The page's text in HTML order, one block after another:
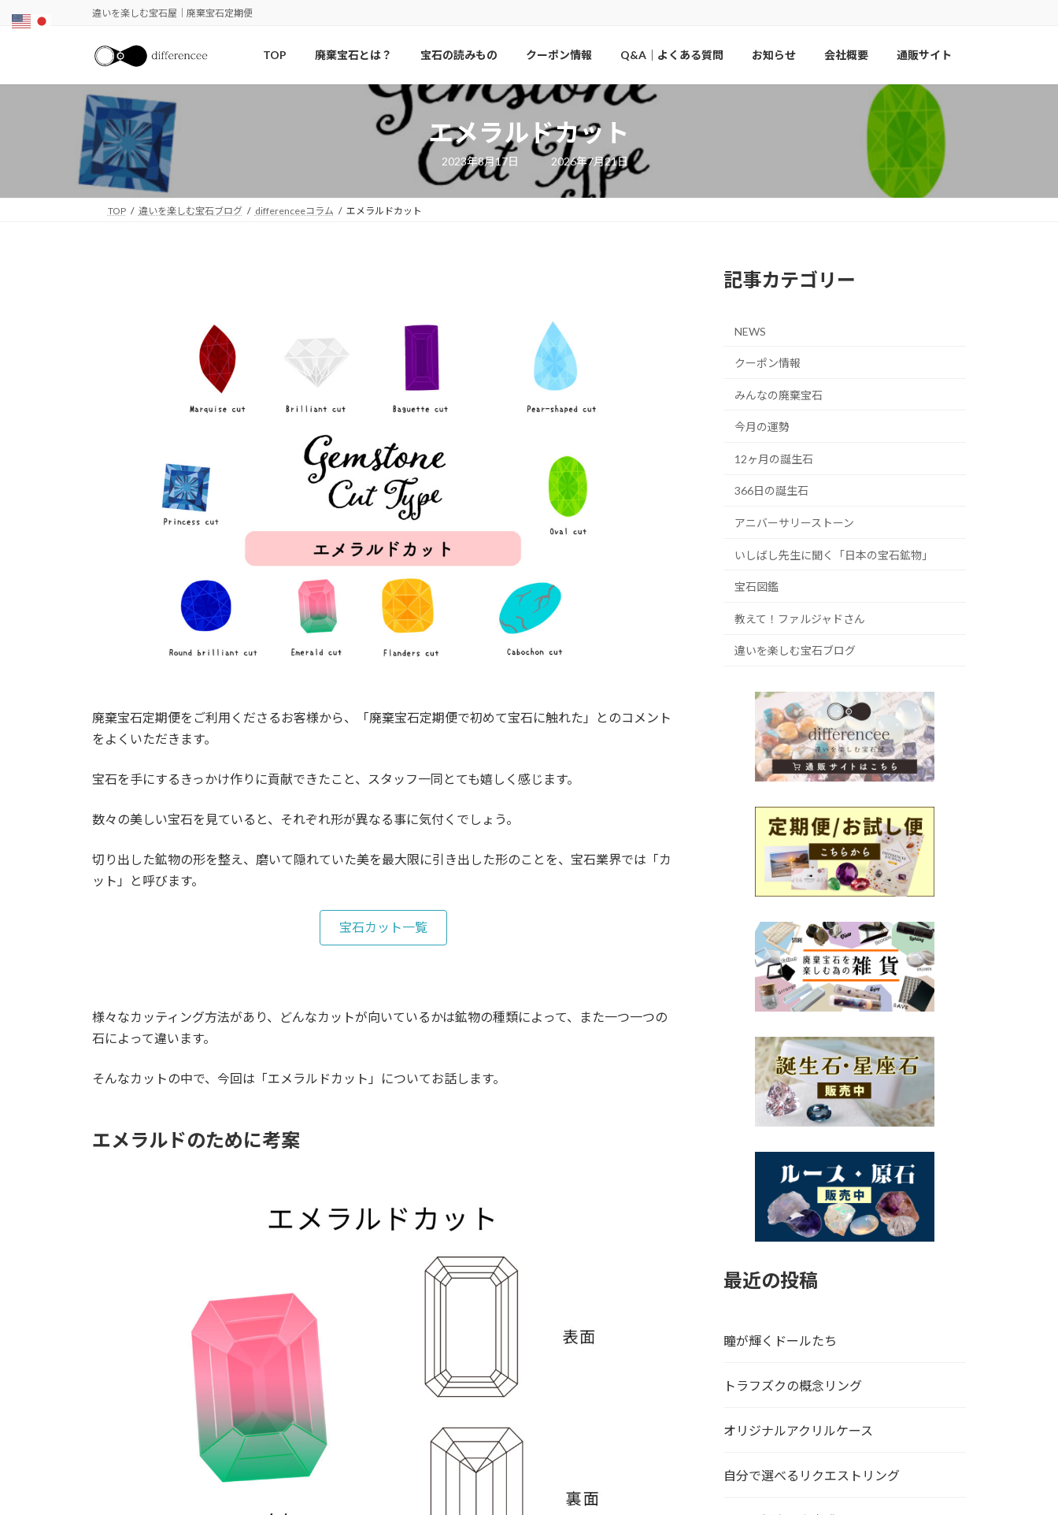
ツ
シ
違いを楽しむ宝石屋｜廃棄宝石定期便
TOP 廃棄宝石とは？ 宝石の読みもの クーポン情報 Q&A｜よくある質問 お知らせ 会社概要 通販サイト
エメラルドカット
2023年8月17日
最
終
更
新
2026年7月21日
TOP 違いを楽しむ宝石ブログ differenceeコラム エメラルドカット
廃棄宝石定期便をご利用くださるお客様から、「廃棄宝石定期便で初めて宝石に触れた」とのコメント
をよくいただきます。
宝石を手にするきっかけ作りに貢献できたこと、スタッフ一同とても嬉しく感じます。
数々の美しい宝石を見ていると、それぞれ形が異なる事に気付くでしょう。
切り出した鉱物の形を整え、磨いて隠れていた美を最大限に引き出した形のことを、宝石業界では「カ
ット」と呼びます。
宝石カット一覧
様々なカッティング方法があり、どんなカットが向いているかは鉱物の種類によって、また一つ一つの
石によって違います。
そんなカットの中で、今回は「エメラルドカット」についてお話します。
エメラルドのために考案
記事カテゴリー
NEWS
クーポン情報
みんなの廃棄宝石
今月の運勢
12ヶ月の誕生石
366日の誕生石
アニバーサリーストーン
いしばし先生に聞く「日本の宝石鉱物」
宝石図鑑
教えて！ファルジャドさん
違いを楽しむ宝石ブログ
最近の投稿
瞳が輝くドールたち
トラフズクの概念リング
オリジナルアクリルケース
自分で選べるリクエストリング